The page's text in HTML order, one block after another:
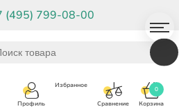
(495) 799-08-00
Профиль
Избранное
Сравнение Корзина
0